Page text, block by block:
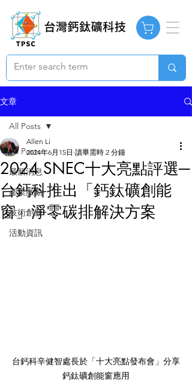
文章
All Posts
最新消息
產業脈動
技術創新
活動資訊
All Posts
2024 SNEC十大亮點評選─
台鈣科推出「鈣鈦礦創能
窗」淨零碳排解決方案
Allen Li
2024年6月15日 讀畢需時 2 分鐘
台鈣科辛健智處長於「十大亮點發布會」分享
鈣鈦礦創能窗應用